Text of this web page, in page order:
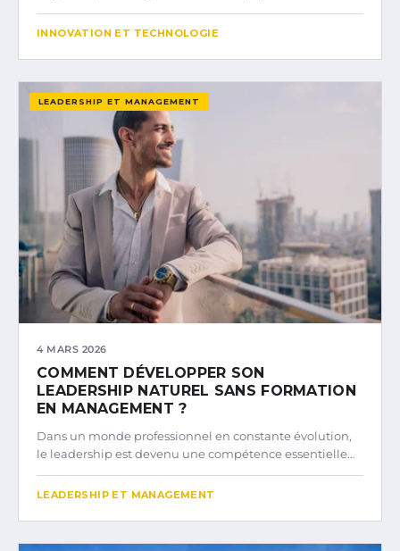
INNOVATION ET TECHNOLOGIE
LEADERSHIP ET MANAGEMENT
4 MARS 2026
COMMENT DÉVELOPPER SON
LEADERSHIP NATUREL SANS FORMATION
EN MANAGEMENT ?
Dans un monde professionnel en constante évolution,
le leadership est devenu une compétence essentielle…
LEADERSHIP ET MANAGEMENT